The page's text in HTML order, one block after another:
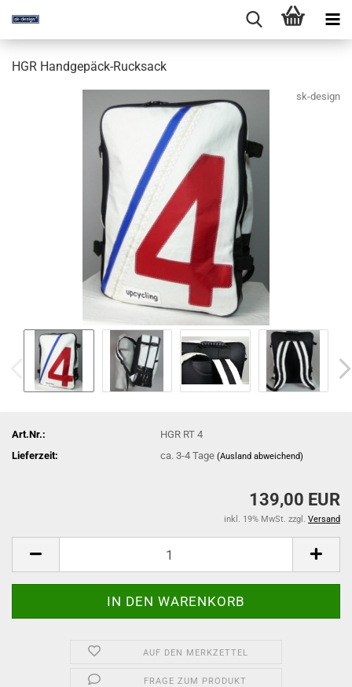
HGR Handgepäck-Rucksack
sk-design
Art.Nr.:
HGR RT 4
Lieferzeit:
ca. 3-4 Tage(Ausland abweichend)
139,00 EUR
inkl. 19% MwSt. zzgl. Versand
AUF DEN MERKZETTEL
FRAGE ZUM PRODUKT